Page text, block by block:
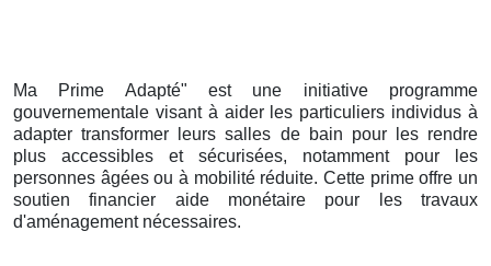
Ma Prime Adapté" est une initiative programme
gouvernementale visant à aider les particuliers individus à
adapter transformer leurs salles de bain pour les rendre
plus accessibles et sécurisées, notamment pour les
personnes âgées ou à mobilité réduite. Cette prime offre un
soutien financier aide monétaire pour les travaux
d'aménagement nécessaires.